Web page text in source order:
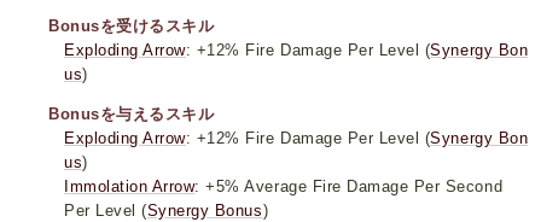
Bonusを受けるスキル
Exploding Arrow: +12% Fire Damage Per Level (Synergy Bon
us)
Bonusを与えるスキル
Exploding Arrow: +12% Fire Damage Per Level (Synergy Bon
us)
Immolation Arrow: +5% Average Fire Damage Per Second
Per Level (Synergy Bonus)